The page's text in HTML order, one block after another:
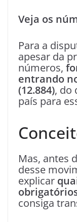
Veja os
Para a
apesar da
números,
entrando
(12.884), do
país para
Mas, antes
desse
explicar
consiga